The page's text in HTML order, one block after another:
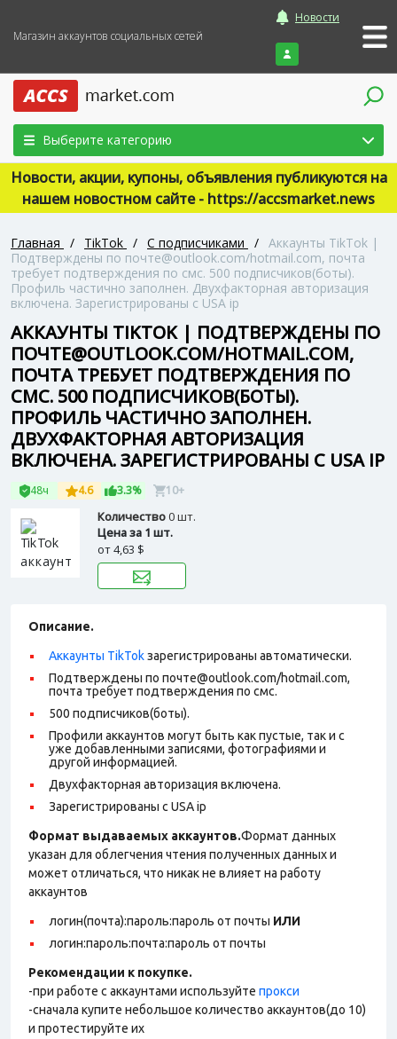
Магазин аккаунтов социальных сетей
Новости
Войти
Выберите категорию
Новости, акции, купоны, объявления публикуются на
нашем новостном сайте - https://accsmarket.news
Главная / TikTok / С подписчиками / Аккаунты TikTok |
Подтверждены по почте@outlook.com/hotmail.com, почта
требует подтверждения по смс. 500 подписчиков(боты).
Профиль частично заполнен. Двухфакторная авторизация
включена. Зарегистрированы с USA ip
АККАУНТЫ TIKTOK | ПОДТВЕРЖДЕНЫ ПО
ПОЧТЕ@OUTLOOK.COM/HOTMAIL.COM,
ПОЧТА ТРЕБУЕТ ПОДТВЕРЖДЕНИЯ ПО
СМС. 500 ПОДПИСЧИКОВ(БОТЫ).
ПРОФИЛЬ ЧАСТИЧНО ЗАПОЛНЕН.
ДВУХФАКТОРНАЯ АВТОРИЗАЦИЯ
ВКЛЮЧЕНА. ЗАРЕГИСТРИРОВАНЫ С USA IP
48ч 4.6 3.3% 10+
Количество0 шт.
Цена за 1 шт.
от4,63 $
Описание.
Аккаунты TikTokзарегистрированы автоматически.
Подтверждены по почте@outlook.com/hotmail.com,
почта требует подтверждения по смс.
500 подписчиков(боты).
Профили аккаунтов могут быть как пустые, так и с
уже добавленными записями, фотографиями и
другой информацией.
Двухфакторная авторизация включена.
Зарегистрированы с USA ip
Формат выдаваемых аккаунтов.Формат данных
указан для облегчения чтения полученных данных и
может отличаться, что никак не влияет на работу
аккаунтов
логин(почта):пароль:пароль от почты ИЛИ
логин:пароль:почта:пароль от почты
Рекомендации к покупке.
-при работе с аккаунтами используйте прокси
-сначала купите небольшое количество аккаунтов(до 10)
и протестируйте их